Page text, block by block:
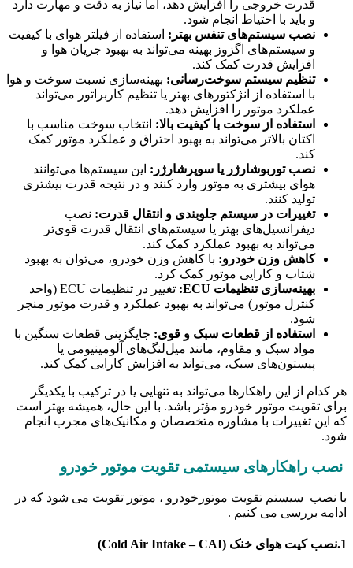
قدرت خروجی را افزایش دهد، اما نیاز به دقت و مهارت دارد
و باید با احتیاط انجام شود.
نصب سیستم‌های تنفس بهتر: استفاده از فیلتر هوای با کیفیت
و سیستم‌های اگزوز بهینه می‌تواند به بهبود جریان هوا و
افزایش قدرت کمک کند.
تنظیم سیستم سوخت‌رسانی: بهینه‌سازی نسبت سوخت و هوا
با استفاده از انژکتورهای بهتر یا تنظیم کاربراتور می‌تواند
عملکرد موتور را افزایش دهد.
استفاده از سوخت با کیفیت بالا: انتخاب سوخت مناسب با
اکتان بالاتر می‌تواند به بهبود احتراق و عملکرد موتور کمک
کند.
نصب توربوشارژر یا سوپرشارژر: این سیستم‌ها می‌توانند
هوای بیشتری به موتور وارد کنند و در نتیجه قدرت بیشتری
تولید کنند.
تغییرات در سیستم جلوبندی و انتقال قدرت: نصب
دیفرانسیل‌های بهتر یا سیستم‌های انتقال قدرت قوی‌تر
می‌تواند به بهبود عملکرد کمک کند.
کاهش وزن خودرو: با کاهش وزن خودرو، می‌توان به بهبود
شتاب و کارایی موتور کمک کرد.
بهینه‌سازی تنظیمات ECU:
تغییر در تنظیمات ECU (واحد
کنترل موتور) می‌تواند به بهبود عملکرد و قدرت موتور منجر
شود.
استفاده از قطعات سبک و قوی: جایگزینی قطعات سنگین با
مواد سبک و مقاوم، مانند میل‌لنگ‌های آلومینیومی یا
پیستون‌های سبک، می‌تواند به افزایش کارایی کمک کند.
هر کدام از این راهکارها می‌تواند به تنهایی یا در ترکیب با یکدیگر
برای تقویت موتور خودرو مؤثر باشد. با این حال، همیشه بهتر است
که این تغییرات با مشاوره متخصصان و مکانیک‌های مجرب انجام
شود.
نصب راهکارهای سیستمی تقویت موتور خودرو
با نصب سیستم تقویت موتورخودرو ، موتور تقویت می شود که در
ادامه بررسی می کنیم .
1.نصب کیت هوای خنک (Cold Air Intake – CAI)